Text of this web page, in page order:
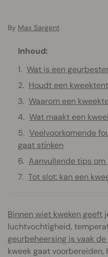
By Max Sargent
Inhoud:
Wat is een
Houdt een
Waarom een
Wat maakt een
Veelvoorkomende
gaat stinken
Aanvullende tips
Tot slot: kan een
Binnen wiet kweken geeft
luchtvochtigheid,
geurbeheersing is vaak
kweek gaat